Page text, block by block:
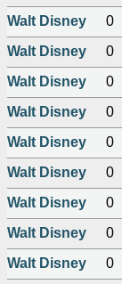
Walt Disney
0
Walt Disney
0
Walt Disney
0
Walt Disney
0
Walt Disney
0
Walt Disney
0
Walt Disney
0
Walt Disney
0
Walt Disney
0